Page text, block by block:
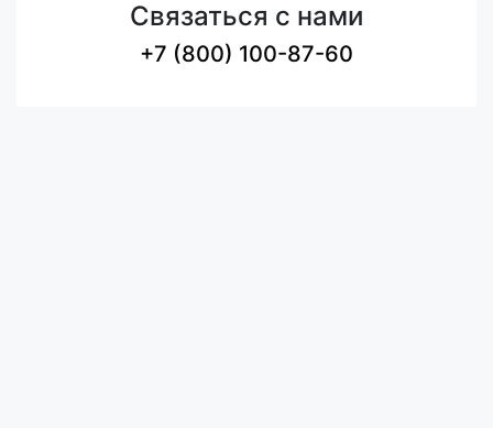
Связаться с нами
+7 (800) 100-87-60